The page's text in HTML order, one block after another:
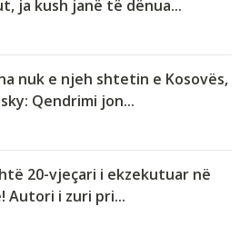
ja kush janë të dënua...
nuk e njeh shtetin e Kosovës,
Qendrimi jon...
20-vjeçari i ekzekutuar në
Autori i zuri pri...